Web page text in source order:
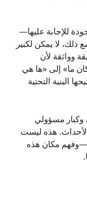
للإجابة عليها—
ذلك، لا يمكن لكبير
وواثقة لأن
ما» إلى «ها هي
البنية التحتية
وكبار مسؤولي
الأحداث. هذه ليست
مكان هذه